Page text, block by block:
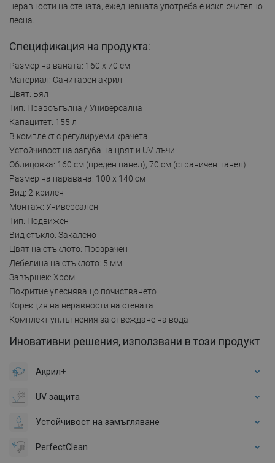
неравности на стената, ежедневната употреба е изключително
лесна.
Спецификация на продукта:
Размер на ваната: 160 x 70 см
Материал: Санитарен акрил
Цвят: Бял
Тип: Правоъгълна / Универсална
Капацитет: 155 л
В комплект с регулируеми крачета
Устойчивост на загуба на цвят и UV лъчи
Облицовка: 160 см (преден панел), 70 см (страничен панел)
Размер на паравана: 100 x 140 см
Вид: 2-крилен
Монтаж: Универсален
Тип: Подвижен
Вид стъкло: Закалено
Цвят на стъклото: Прозрачен
Дебелина на стъклото: 5 мм
Завършек: Хром
Покритие улесняващо почистването
Корекция на неравности на стената
Комплект уплътнения за отвеждане на вода
Иновативни решения, използвани в този продукт
Акрил+
UV защита
Устойчивост на замъгляване
PerfectClean